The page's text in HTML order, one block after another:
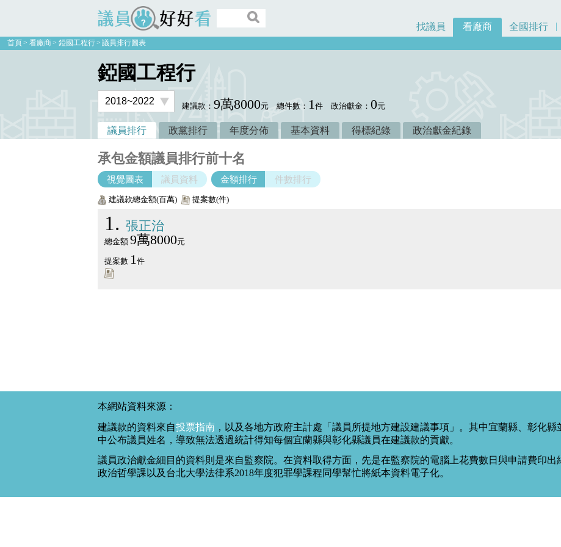
議員好好看
找議員 看廠商 全國排行
首頁 看廠商 錏國工程行 議員排行圖表
錏國工程行
建議款：9萬8000元 總件數： 1件 政治獻金：0元
議員排行 政黨排行 年度分佈 基本資料 得標紀錄 政治獻金紀錄
承包金額議員排行前十名
視覺圖表 議員資料 金額排行 件數排行
建議款總金額(百萬) 提案數(件)
1 張正治
總金額9萬8000元
提案數 1件
本網站資料來源：
建議款的資料來自投票指南 ，以及各地方政府主計處「議員所提地方建設建議事項」。其中宜蘭縣、彰化
中公布議員姓名，導致無法透過統計得知每個宜蘭縣與彰化縣議員在建議款的貢獻。
議員政治獻金細目的資料則是來自監察院。在資料取得方面，先是在監察院的電腦上花費數日與申請費印出
政治哲學課以及台北大學法律系2018年度犯罪學課程同學幫忙將紙本資料電子化。